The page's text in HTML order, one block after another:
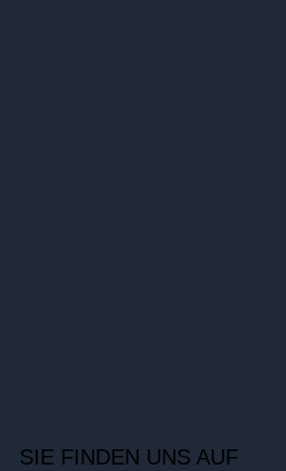
SIE FINDEN UNS AUF